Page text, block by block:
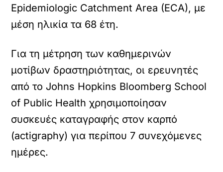
Epidemiologic Catchment Area (ECA), με
μέση ηλικία τα 68 έτη.
Για τη μέτρηση των καθημερινών
μοτίβων δραστηριότητας, οι ερευνητές
από το Johns Hopkins Bloomberg School
of Public Health χρησιμοποίησαν
συσκευές καταγραφής στον καρπό
(actigraphy) για περίπου 7 συνεχόμενες
ημέρες.